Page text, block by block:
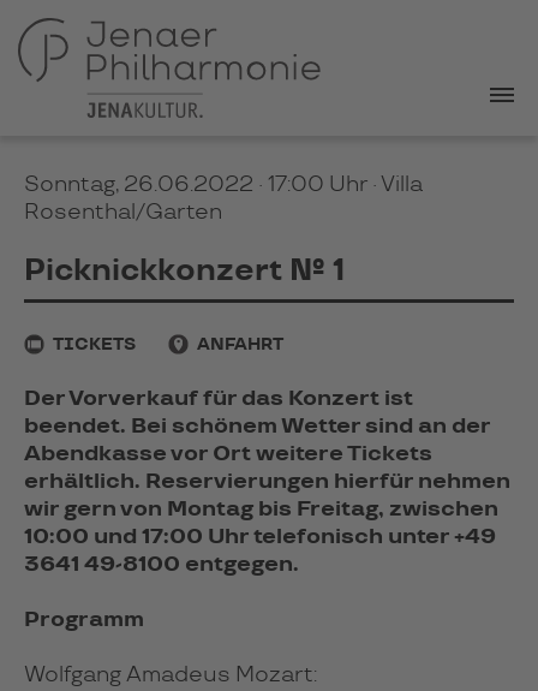
Sonntag, 26.06.2022 · 17:00 Uhr · Villa
Rosenthal/Garten
Picknickkonzert № 1
TICKETS ANFAHRT
Der Vorverkauf für das Konzert ist
beendet. Bei schönem Wetter sind an der
Abendkasse vor Ort weitere Tickets
erhältlich. Reservierungen hierfür nehmen
wir gern von Montag bis Freitag, zwischen
10:00 und 17:00 Uhr telefonisch unter +49
3641 49-8100 entgegen.
Programm
Wolfgang Amadeus Mozart: